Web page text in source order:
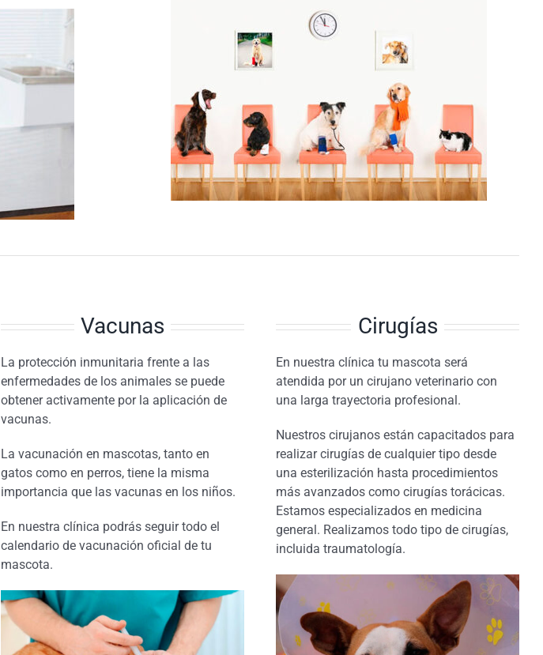
Vacunas
La protección inmunitaria frente a las
enfermedades de los animales se puede
obtener activamente por la aplicación de
vacunas.
La vacunación en mascotas, tanto en
gatos como en perros, tiene la misma
importancia que las vacunas en los niños.
En nuestra clínica podrás seguir todo el
calendario de vacunación oficial de tu
mascota.
Cirugías
En nuestra clínica tu mascota será
atendida por un cirujano veterinario con
una larga trayectoria profesional.
Nuestros cirujanos están capacitados para
realizar cirugías de cualquier tipo desde
una esterilización hasta procedimientos
más avanzados como cirugías torácicas.
Estamos especializados en medicina
general. Realizamos todo tipo de cirugías,
incluida traumatología.